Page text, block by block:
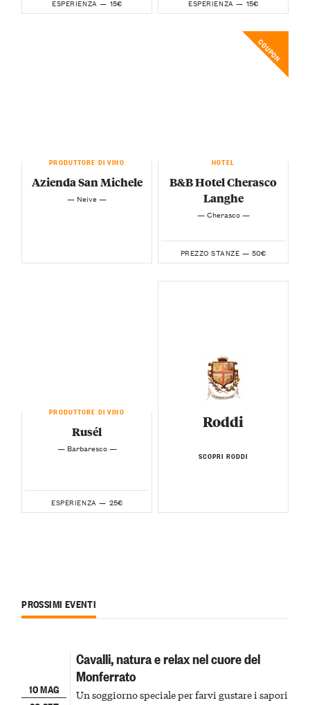
ESPERIENZA — 15€ ESPERIENZA — 15€
PRODUTTORE DI VINO
Azienda San Michele
— Neive —
COUPON
HOTEL
B&B Hotel Cherasco
Langhe
— Cherasco —
PREZZO STANZE — 50€
PRODUTTORE DI VINO
Rusél
— Barbaresco —
ESPERIENZA — 25€
Roddi
SCOPRI RODDI
PROSSIMI EVENTI
10 MAG
Cavalli, natura e relax nel cuore del
Monferrato
Un soggiorno speciale per farvi gustare i sapori